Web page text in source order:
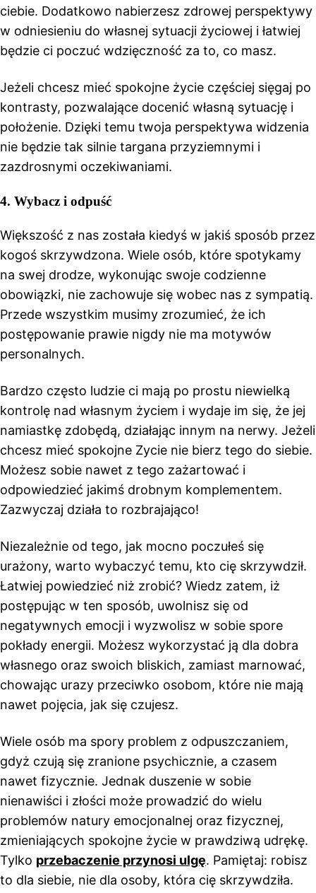
ciebie. Dodatkowo nabierzesz zdrowej perspektywy
w odniesieniu do własnej sytuacji życiowej i łatwiej
będzie ci poczuć wdzięczność za to, co masz.
Jeżeli chcesz mieć spokojne życie częściej sięgaj po
kontrasty, pozwalające docenić własną sytuację i
położenie. Dzięki temu twoja perspektywa widzenia
nie będzie tak silnie targana przyziemnymi i
zazdrosnymi oczekiwaniami.
4. Wybacz i odpuść
Większość z nas została kiedyś w jakiś sposób przez
kogoś skrzywdzona. Wiele osób, które spotykamy
na swej drodze, wykonując swoje codzienne
obowiązki, nie zachowuje się wobec nas z sympatią.
Przede wszystkim musimy zrozumieć, że ich
postępowanie prawie nigdy nie ma motywów
personalnych.
Bardzo często ludzie ci mają po prostu niewielką
kontrolę nad własnym życiem i wydaje im się, że jej
namiastkę zdobędą, działając innym na nerwy. Jeżeli
chcesz mieć spokojne Zycie nie bierz tego do siebie.
Możesz sobie nawet z tego zażartować i
odpowiedzieć jakimś drobnym komplementem.
Zazwyczaj działa to rozbrajająco!
Niezależnie od tego, jak mocno poczułeś się
urażony, warto wybaczyć temu, kto cię skrzywdził.
Łatwiej powiedzieć niż zrobić? Wiedz zatem, iż
postępując w ten sposób, uwolnisz się od
negatywnych emocji i wyzwolisz w sobie spore
pokłady energii. Możesz wykorzystać ją dla dobra
własnego oraz swoich bliskich, zamiast marnować,
chowając urazy przeciwko osobom, które nie mają
nawet pojęcia, jak się czujesz.
Wiele osób ma spory problem z odpuszczaniem,
gdyż czują się zranione psychicznie, a czasem
nawet fizycznie. Jednak duszenie w sobie
nienawiści i złości może prowadzić do wielu
problemów natury emocjonalnej oraz fizycznej,
zmieniających spokojne życie w prawdziwą udrękę.
Tylko przebaczenie przynosi ulgę. Pamiętaj: robisz
to dla siebie, nie dla osoby, która cię skrzywdziła.